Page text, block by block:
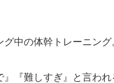
中の体幹トレーニング
』『難しすぎ』と言わ